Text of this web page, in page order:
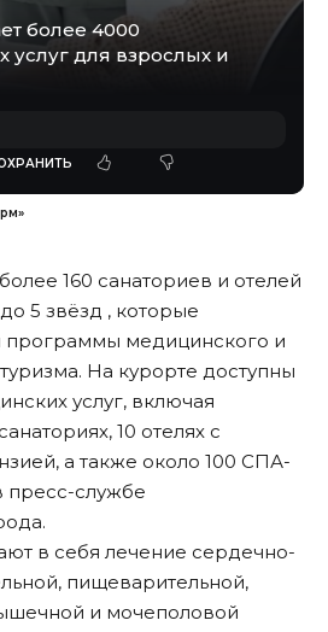
более 4000
услуг для взрослых и
160 санаториев и отелей
5 звёзд , которые
программы медицинского и
На курорте доступны
услуг, включая
10 отелях с
а также около 100 СПА-
пресс-службе
в себя лечение сердечно-
пищеварительной,
и мочеполовой